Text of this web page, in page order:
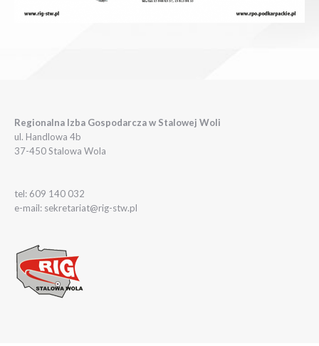
Regionalna Izba Gospodarcza w Stalowej Woli
ul. Handlowa 4b
37-450 Stalowa Wola
tel: 609 140 032
e-mail: sekretariat@rig-stw.pl